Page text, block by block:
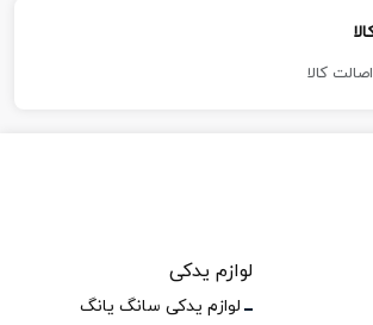
کالا
لوازم یدکی
لوازم یدکی سانگ یانگ